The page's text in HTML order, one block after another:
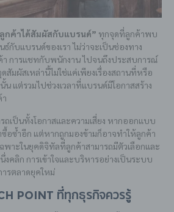
กค้าได้สัมผัสกับแบรนด์” ทุกจุดที่ลูกค้าพบ
กับแบรนด์ของเรา ไม่ว่าจะเป็นช่องทาง
การแชทกับพนักงาน ไปจนถึงประสบการณ์
สัมผัสเหล่านี้ไม่ใช่แค่เพียงเรื่องสถานที่หรือ
น แต่รวมไปช่วงเวลาที่แบรนด์มีโอกาสสร้าง
ถเป็นทั้งโอกาสและความเสี่ยง หากออกแบบ
อซ้ำอีก แต่หากถูกมองข้ามก็อาจทำให้ลูกค้า
ฉพาะในยุคดิจิทัลที่ลูกค้าสามารถมีตัวเลือกและ
งคลิก การเข้าใจและบริหารอย่างเป็นระบบ
รตลาดยุคใหม่
Point ที่ทุกธุรกิจควรรู้